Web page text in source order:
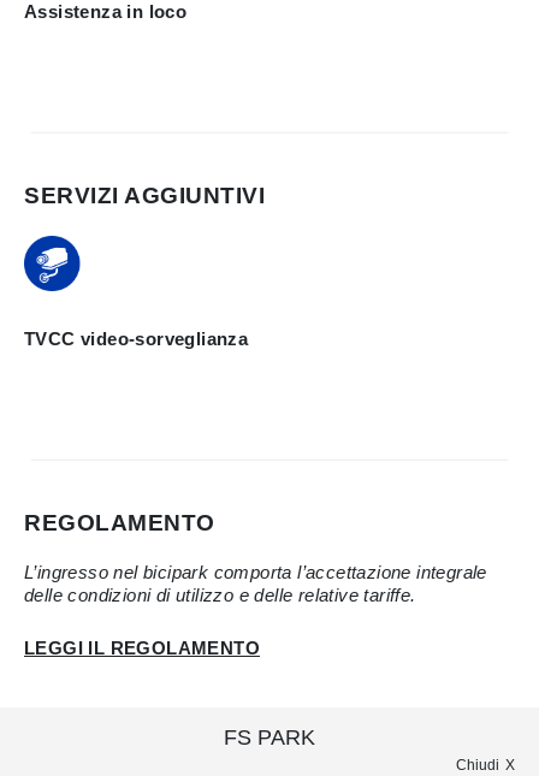
Assistenza in loco
SERVIZI AGGIUNTIVI
TVCC video-sorveglianza
REGOLAMENTO
L’ingresso nel bicipark comporta l’accettazione integrale
delle condizioni di utilizzo e delle relative tariffe.
LEGGI IL REGOLAMENTO
FS PARK
Chiudi